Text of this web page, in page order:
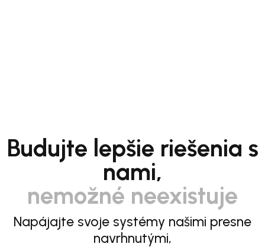
Budujte lepšie riešenia s
nami,
nemožné neexistuje
Napájajte svoje systémy našimi presne
navrhnutými,